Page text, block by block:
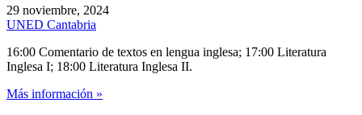
29 noviembre, 2024
UNED Cantabria
16:00 Comentario de textos en lengua inglesa; 17:00 Literatura
Inglesa I; 18:00 Literatura Inglesa II.
Más información »